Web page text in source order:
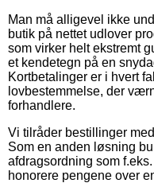
Man må alligevel ikke
butik på nettet udlover
som virker helt ekstremt
et kendetegn på en
Kortbetalinger er i hvert
lovbestemmelse, der
forhandlere.
Vi tilråder bestillinger
Som en anden løsning
afdragsordning som
honorere pengene over